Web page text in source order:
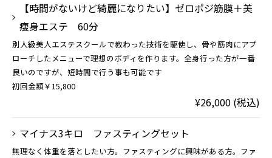
【時間がないけど綺麗になりたい】ゼロポジ筋膜＋美
痩身エステ 60分
別人級美人エステスクールで教わった技術を駆使し、骨や筋肉にアプ
ローチしたメニューで理想のボディを作ります。全身行った方が一番
良いのですが、短時間で行う事も可能です
初回金額￥15,800
¥26,000 (税込)
マイナス3キロ ファスティングセット
無理なく体重を落としたい方。ファスティングに興味がある方。ファ